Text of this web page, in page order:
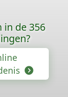
in de 356